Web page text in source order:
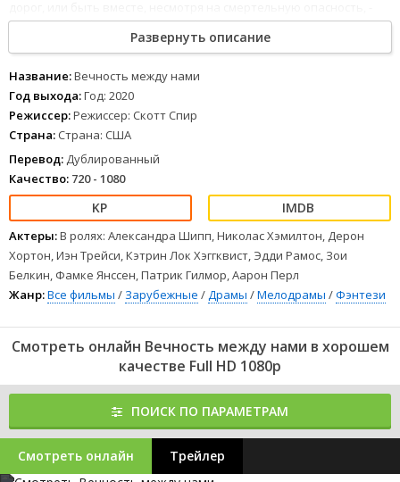
непростойвыбор для настоящей любви.
Развернуть описание
Название:Вечность между нами
Год выхода:Год: 2020
Режиссер:Режиссер: Скотт Спир
Страна: Страна: США
Перевод: Дублированный
Качество: 720 - 1080
Актеры:В ролях: Александра Шипп, Николас Хэмилтон, Дерон
Хортон, Иэн Трейси, Кэтрин Лок Хэггквист, Эдди Рамос, Зои
Белкин, Фамке Янссен, Патрик Гилмор, Аарон Перл
Жанр:Все фильмы / Зарубежные /Драмы /Мелодрамы /Фэнтези
Смотреть онлайн Вечность между нами в хорошем
качестве Full HD 1080p
ПОИСК ПО ПАРАМЕТРАМ
Смотреть онлайн Трейлер